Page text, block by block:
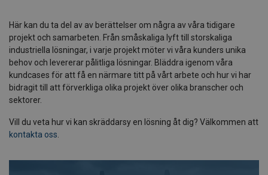
Här kan du ta del av av berättelser om några av våra tidigare
projekt och samarbeten. Från småskaliga lyft till storskaliga
industriella lösningar, i varje projekt möter vi våra kunders unika
behov och levererar pålitliga lösningar. Bläddra igenom våra
kundcases för att få en närmare titt på vårt arbete och hur vi har
bidragit till att förverkliga olika projekt över olika branscher och
sektorer.
Vill du veta hur vi kan skräddarsy en lösning åt dig? Välkommen att
kontakta oss